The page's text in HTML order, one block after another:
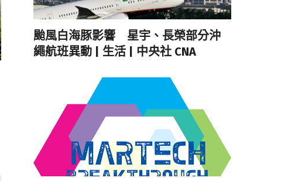
颱風白海豚影響 星宇、長榮部分沖
繩航班異動 | 生活 | 中央社 CNA